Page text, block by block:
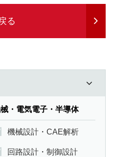
る
・電気電子・半導体
機械設計・CAE解析
回路設計・制御設計